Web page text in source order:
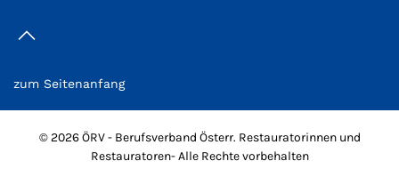
zum Seitenanfang
©2026 ÖRV - Berufsverband Österr. Restauratorinnen und
Restauratoren- Alle Rechte vorbehalten